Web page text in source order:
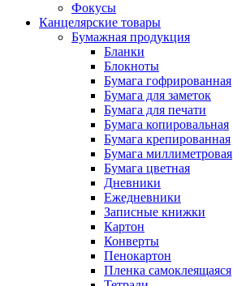
Фокусы
Канцелярские товары
Бумажная продукция
Бланки
Блокноты
Бумага гофрированная
Бумага для заметок
Бумага для печати
Бумага копировальная
Бумага крепированная
Бумага миллиметровая
Бумага цветная
Дневники
Ежедневники
Записные книжки
Картон
Конверты
Пенокартон
Пленка самоклеящаяся